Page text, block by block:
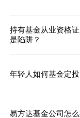
持有基金从业资格
是陷阱？
年轻人如何基金定投
易方达基金公司怎么